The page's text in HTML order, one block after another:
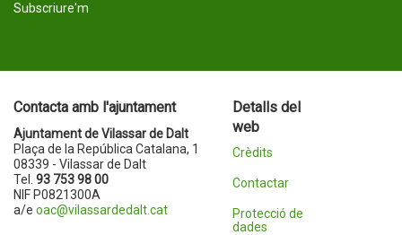
Subscriure'm
Contacta amb l'ajuntament
Ajuntament de Vilassar de Dalt
Plaça de la República Catalana, 1
08339 - Vilassar de Dalt
Tel. 93 753 98 00
NIF P0821300A
a/e oac@vilassardedalt.cat
Detalls del
web
Crèdits
Contactar
Protecció de
dades